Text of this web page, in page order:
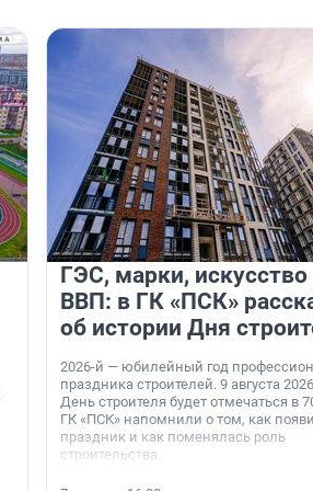
ГЭС, марки, искусство
ВВП: в ГК «ПСК»
об истории Дня
2026-й — юбилейный год
праздника строителей. 9 августа
День строителя будет отмечаться в
ГК «ПСК» напомнили о том, как
праздник и как поменялась роль
строительства.